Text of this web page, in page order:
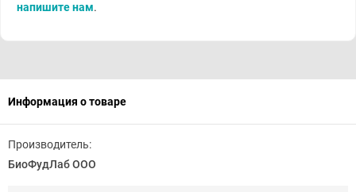
напишите нам.
Информация о товаре
Производитель:
БиоФудЛаб ООО